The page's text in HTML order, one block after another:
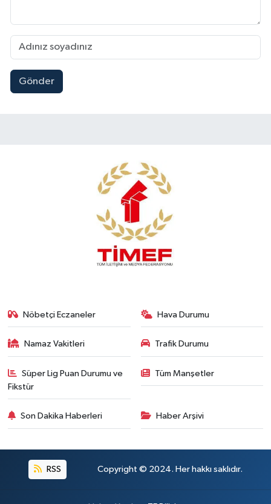
Gönder
Nöbetçi Eczaneler Hava Durumu
Namaz Vakitleri Trafik Durumu
Süper Lig Puan Durumu ve
Fikstür
Tüm Manşetler
Son Dakika Haberleri Haber Arşivi
RSS Copyright © 2024. Her hakkı saklıdır.